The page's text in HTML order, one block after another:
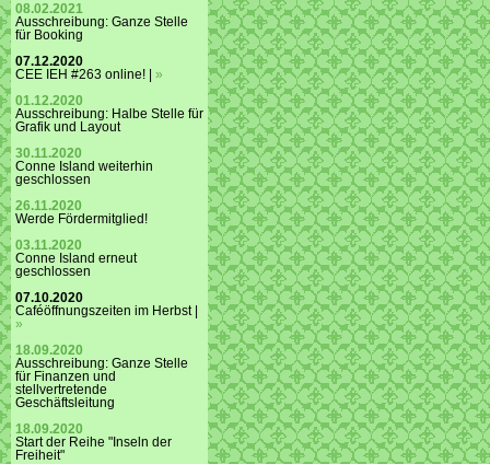
08.02.2021
Ausschreibung: Ganze Stelle
für Booking
07.12.2020
CEE IEH #263 online! | »
01.12.2020
Ausschreibung: Halbe Stelle für
Grafik und Layout
30.11.2020
Conne Island weiterhin
geschlossen
26.11.2020
Werde Fördermitglied!
03.11.2020
Conne Island erneut
geschlossen
07.10.2020
Caféöffnungszeiten im Herbst |
»
18.09.2020
Ausschreibung: Ganze Stelle
für Finanzen und
stellvertretende
Geschäftsleitung
18.09.2020
Start der Reihe "Inseln der
Freiheit"